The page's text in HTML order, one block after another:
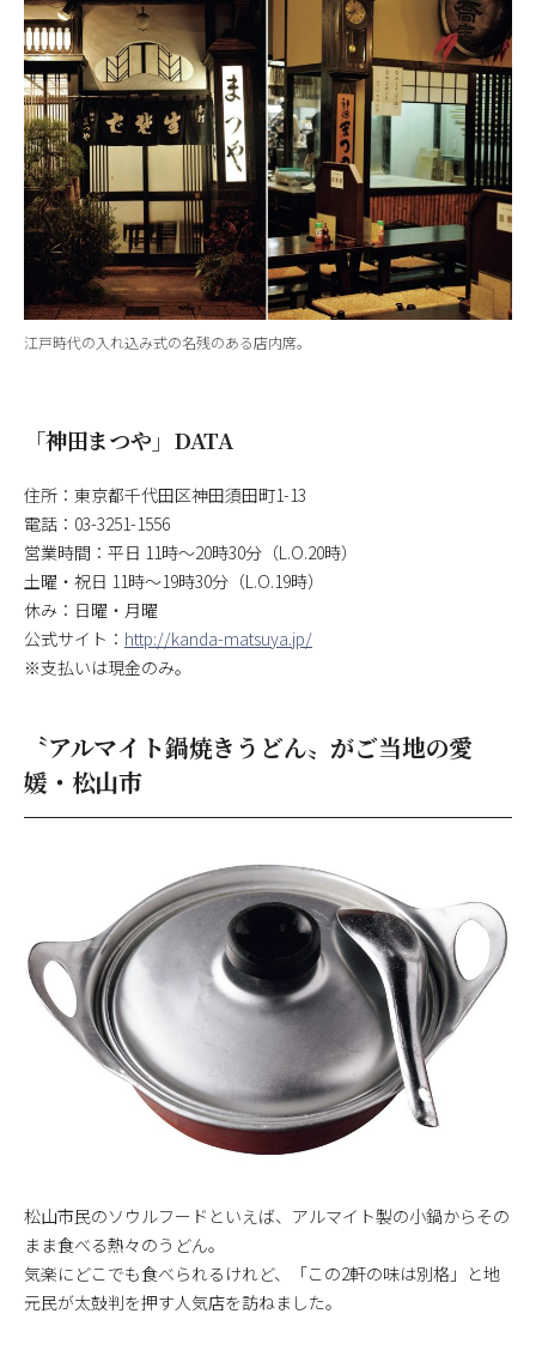
江戸時代の入れ込み式の名残のある店内席。
「神田まつや」DATA
住所：東京都千代田区神田須田町1-13
電話：03-3251-1556
営業時間：平日 11時～20時30分（L.O.20時）
土曜・祝日 11時～19時30分（L.O.19時）
休み：日曜・月曜
公式サイト： http://kanda-matsuya.jp/
※支払いは現金のみ。
〝アルマイト鍋焼きうどん〟がご当地の愛
媛・松山市
松山市民のソウルフードといえば、アルマイト製の小鍋からその
まま食べる熱々のうどん。
気楽にどこでも食べられるけれど、「この2軒の味は別格」と地
元民が太鼓判を押す人気店を訪ねました。